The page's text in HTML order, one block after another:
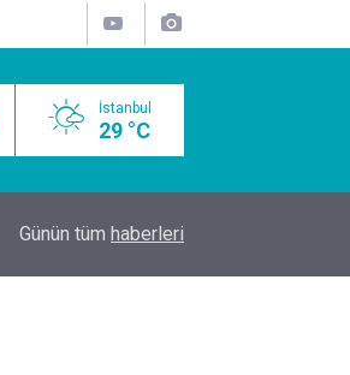
İstanbul
29 °C
Araçlarla Hayır Lokması Dağıtımının
Günün tüm haberleri